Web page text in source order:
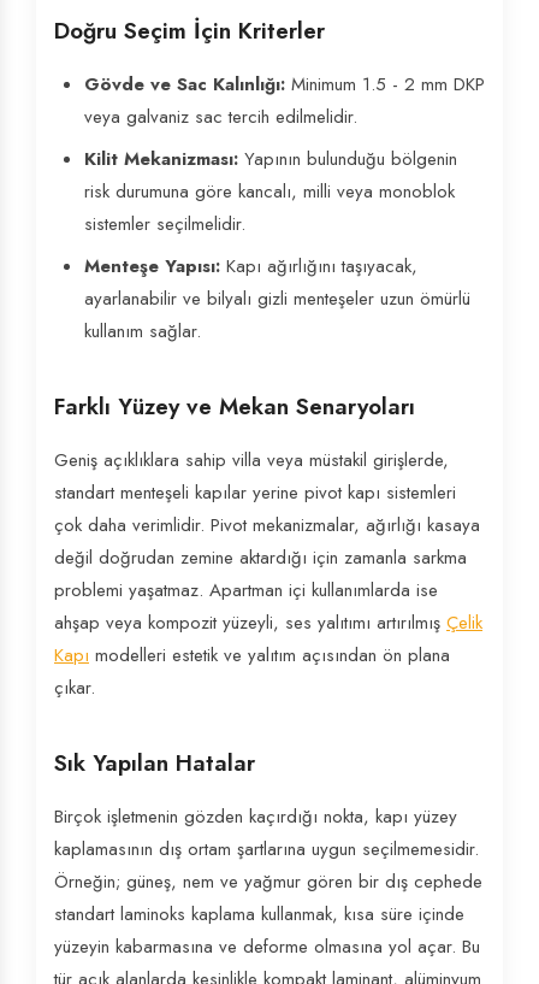
Doğru Seçim İçin Kriterler
Gövde ve Sac Kalınlığı: Minimum 1.5 - 2 mm DKP
veya galvaniz sac tercih edilmelidir.
Kilit Mekanizması: Yapının bulunduğu bölgenin
risk durumuna göre kancalı, milli veya monoblok
sistemler seçilmelidir.
Menteşe Yapısı: Kapı ağırlığını taşıyacak,
ayarlanabilir ve bilyalı gizli menteşeler uzun ömürlü
kullanım sağlar.
Farklı Yüzey ve Mekan Senaryoları
Geniş açıklıklara sahip villa veya müstakil girişlerde,
standart menteşeli kapılar yerine pivot kapı sistemleri
çok daha verimlidir. Pivot mekanizmalar, ağırlığı kasaya
değil doğrudan zemine aktardığı için zamanla sarkma
problemi yaşatmaz. Apartman içi kullanımlarda ise
ahşap veya kompozit yüzeyli, ses yalıtımı artırılmış Çelik
Kapı modelleri estetik ve yalıtım açısından ön plana
çıkar.
Sık Yapılan Hatalar
Birçok işletmenin gözden kaçırdığı nokta, kapı yüzey
kaplamasının dış ortam şartlarına uygun seçilmemesidir.
Örneğin; güneş, nem ve yağmur gören bir dış cephede
standart laminoks kaplama kullanmak, kısa süre içinde
yüzeyin kabarmasına ve deforme olmasına yol açar. Bu